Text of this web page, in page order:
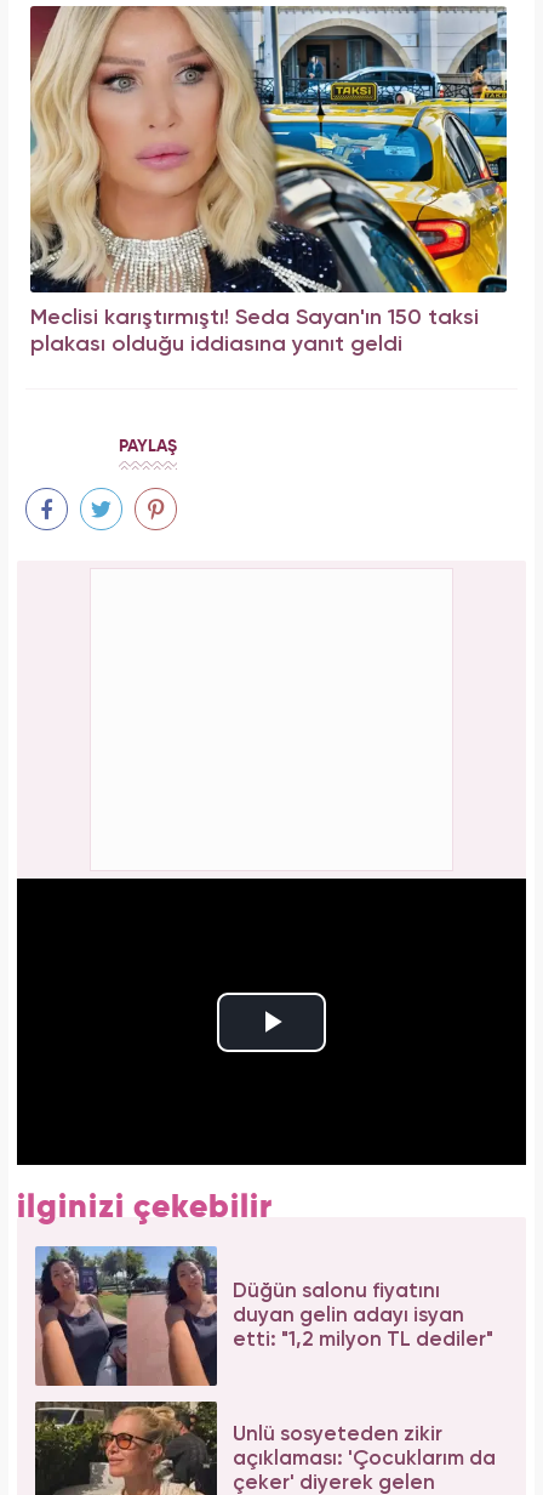
Meclisi karıştırmıştı! Seda Sayan'ın 150 taksi
plakası olduğu iddiasına yanıt geldi
PAYLAŞ
ilginizi çekebilir
Düğün salonu fiyatını
duyan gelin adayı isyan
etti: "1,2 milyon TL dediler"
Ünlü sosyeteden zikir
açıklaması: 'Çocuklarım da
çeker' diyerek gelen